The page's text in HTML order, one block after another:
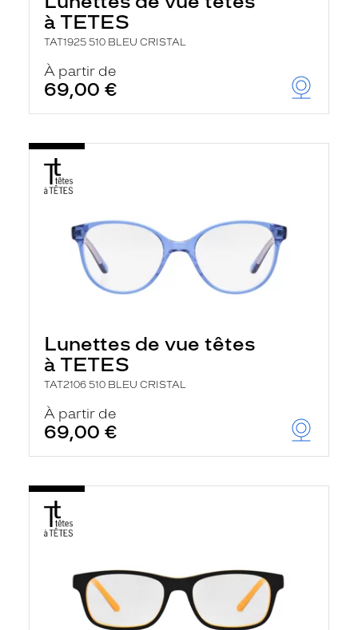
à TETES
TAT1925 510 BLEU CRISTAL
À partir de
69,00 €
Lunettes de vue têtes
à TETES
TAT2106 510 BLEU CRISTAL
À partir de
69,00 €